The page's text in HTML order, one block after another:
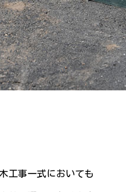
工事一式においても